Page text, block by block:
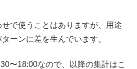
で使うことはありますが、用途
ーンに差を生んでいます。
〜18:00なので、以降の集計はこ